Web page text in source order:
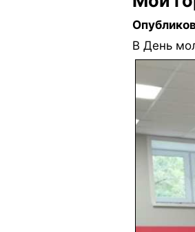
В День